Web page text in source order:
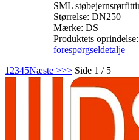
SML
Størrelse: DN250
Mærke: DS
Produktets
forespørgseldetalje
1 2345Næste >>> Side 1 / 5